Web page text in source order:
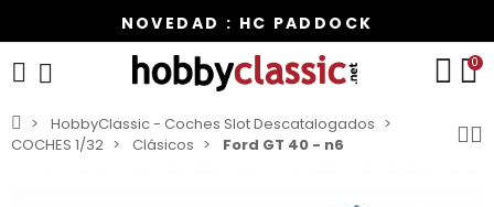
NOVEDAD : HC PADDOCK
0
HobbyClassic - Coches Slot Descatalogados
COCHES 1/32
Clásicos Ford GT 40 - n6